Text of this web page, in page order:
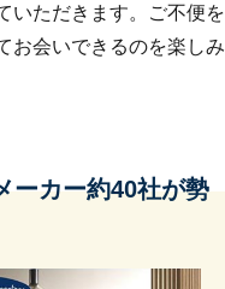
いただきます。ご不便を
お会いできるのを楽しみ
ーカー約40社が勢